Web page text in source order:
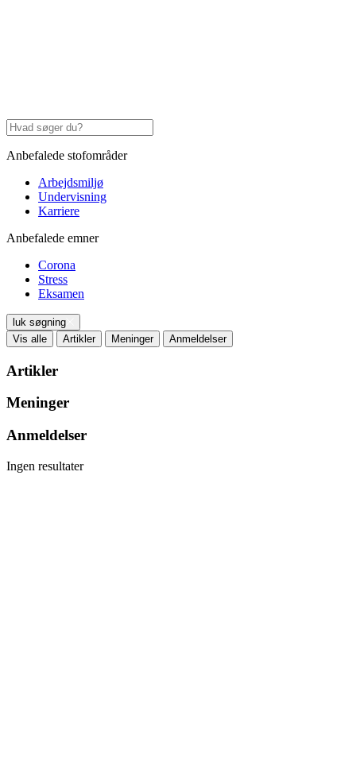
Anbefalede stofområder
Arbejdsmiljø
Undervisning
Karriere
Anbefalede emner
Corona
Stress
Eksamen
luk søgning
Vis alle
Artikler Meninger Anmeldelser
Artikler
Meninger
Anmeldelser
Ingen resultater